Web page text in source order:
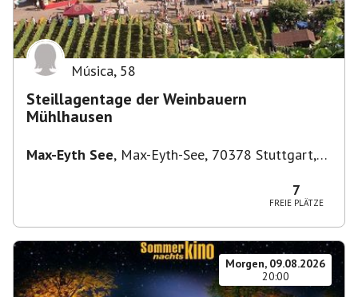
Música, 58
Steillagentage der Weinbauern
Mühlhausen
Max-Eyth See, Max-Eyth-See, 70378 Stuttgart,
7
FREIE PLÄTZE
Morgen, 09.08.2026
20:00